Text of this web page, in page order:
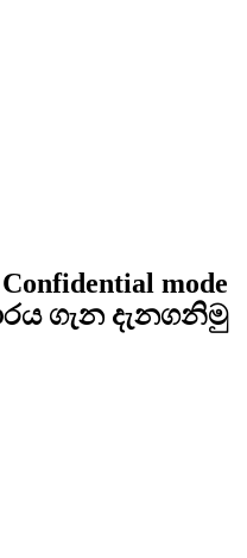
mode
ගැන දැනගනිමු